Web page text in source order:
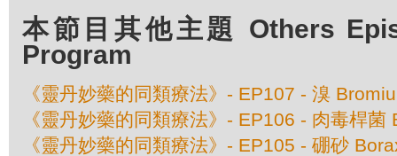
本節目其他主題 Others
Program
《靈丹妙藥的同類療法》- EP107 - 溴
《靈丹妙藥的同類療法》- EP106 - 肉毒桿菌
《靈丹妙藥的同類療法》- EP105 - 硼砂